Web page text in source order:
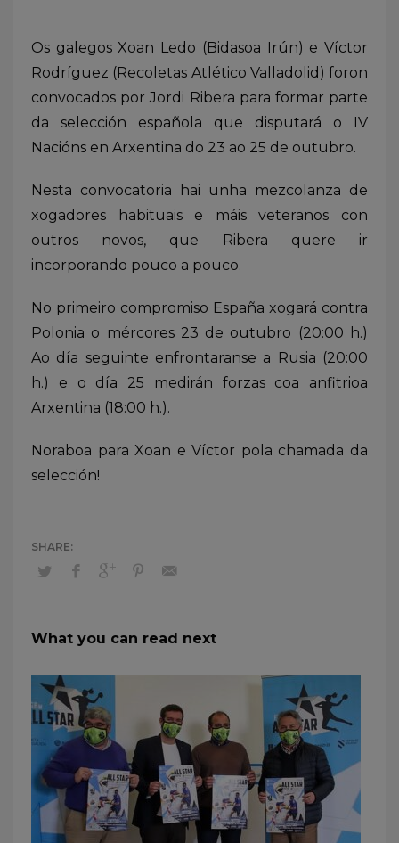
Os galegos Xoan Ledo (Bidasoa Irún) e Víctor
Rodríguez (Recoletas Atlético Valladolid) foron
convocados por Jordi Ribera para formar parte
da selección española que disputará o IV
Nacións en Arxentina do 23 ao 25 de outubro.
Nesta convocatoria hai unha mezcolanza de
xogadores habituais e máis veteranos con
outros novos, que Ribera quere ir
incorporando pouco a pouco.
No primeiro compromiso España xogará contra
Polonia o mércores 23 de outubro (20:00 h.)
Ao día seguinte enfrontaranse a Rusia (20:00
h.) e o día 25 medirán forzas coa anfitrioa
Arxentina (18:00 h.).
Noraboa para Xoan e Víctor pola chamada da
selección!
What you can read next